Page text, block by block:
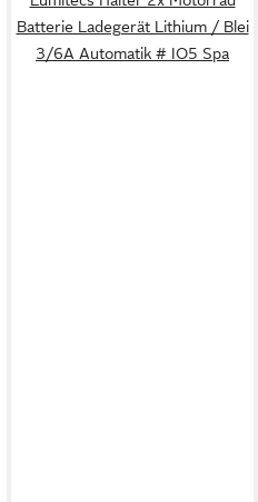
Batterie Ladegerät Lithium / Blei
3/6A Automatik # IO5 Spa